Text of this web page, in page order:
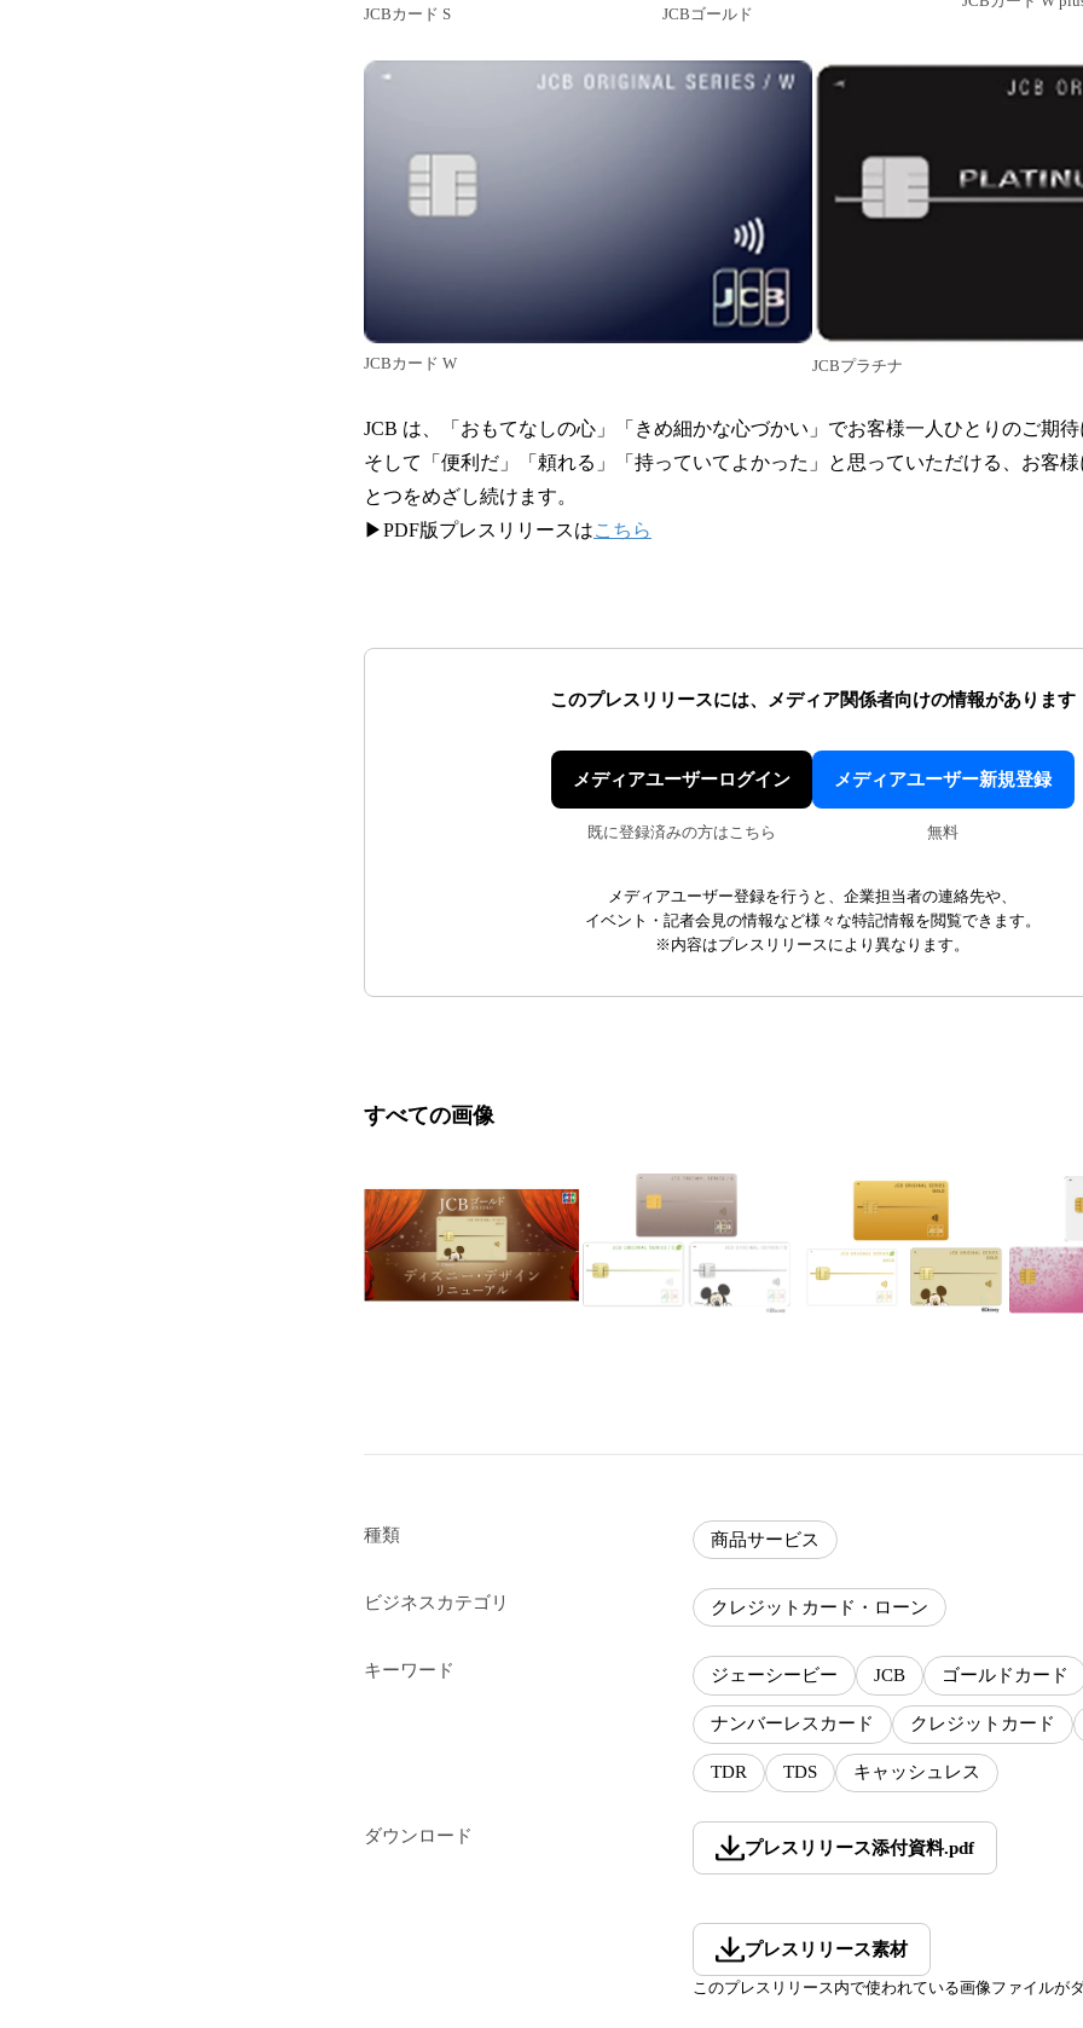
JCBカード S JCBゴールド
JCBカード W JCBプラチナ
JCB は、「おもてなしの心」「きめ細かな心づかい」でお客様一人ひとりのご期
そして「便利だ」「頼れる」「持っていてよかった」と思っていただける、お客
とつをめざし続けます。
▶PDF版プレスリリースはこちら
このプレスリリースには、 メディア関係者向けの情報があります
メディアユーザーログイン
既に登録済みの方はこちら
メディアユーザー新規登録
無料
メディアユーザー登録を行うと、企業担当者の連絡先や、
イベント・記者会見の情報など様々な特記情報を閲覧できます。
※内容はプレスリリースにより異なります。
すべての画像
種類 商品サービス
ビジネスカテゴリ クレジットカード・ローン
キーワード ジェーシービー JCB ゴールドカード
ナンバーレスカード クレジットカード
TDR TDS キャッシュレス
ダウンロード
プレスリリース添付資料.pdf
プレスリリース素材
このプレスリリース内で使われている画像ファイルが